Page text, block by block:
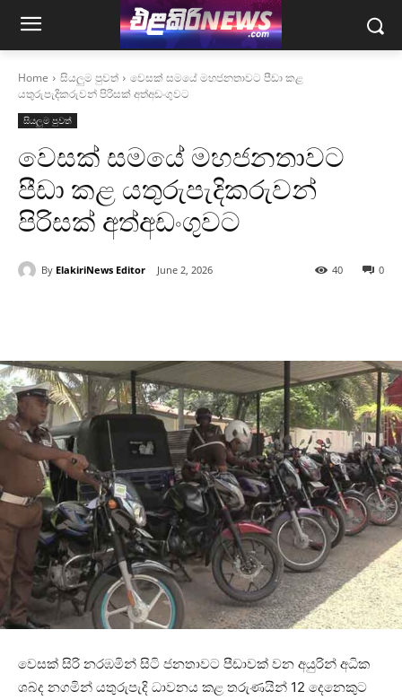
Home සියලුම පුවත්
වෙසක් සමයේ මහජනතාවට පීඩා කළ
යතුරුපැදිකරුවන් පිරිසක් අත්අඩංගුවට
සියලුම පුවත්
වෙසක් සමයේ මහජනතාවට
පීඩා කළ යතුරුපැදිකරුවන්
පිරිසක් අත්අඩංගුවට
By ElakiriNews Editor June 2, 2026 0
40
වෙසක් සිරි නරඹමින් සිටි ජනතාවට පීඩාවක් වන අයුරින් අධික
ශබ්ද නගමින් යතුරුපැදි ධාවනය කළ තරුණයින් 12 දෙනෙකුට